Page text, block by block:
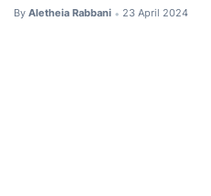
By Aletheia Rabbani • 23 April 2024